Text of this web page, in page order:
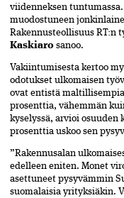
viidenneksen tuntumassa.
muodostuneen
Rakennusteollisuus RT:n
Kaskiaro sanoo.
Vakiintumisesta kertoo
odotukset ulkomaisen
ovat entistä
prosenttia, vähemmän
kyselyssä, arvioi osuuden
prosenttia uskoo sen
”Rakennusalan
edelleen eniten. Monet
asettuneet pysyvämmin
suomalaisia yrityksiäkin.